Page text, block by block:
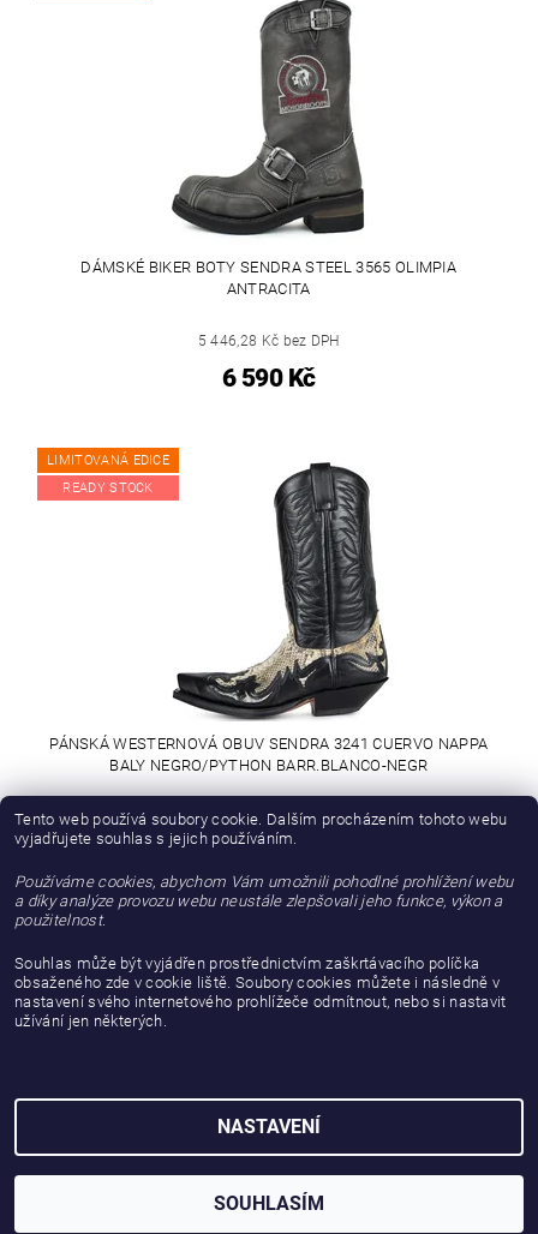
DÁMSKÉ BIKER BOTY SENDRA STEEL 3565 OLIMPIA
ANTRACITA
5 446,28 Kč bez DPH
6 590 Kč
LIMITOVANÁ EDICE
READY STOCK
PÁNSKÁ WESTERNOVÁ OBUV SENDRA 3241 CUERVO NAPPA
BALY NEGRO/PYTHON BARR.BLANCO-NEGR
9 008,26 Kč bez DPH
1 2 3 ... 6
107položek celkem
2026 © gattanera.com, všechna práva vyhrazena
Vytvořil Shoptet
Tento web používá soubory cookie. Dalším procházením tohoto webu
vyjadřujete souhlas s jejich používáním.
Používáme cookies, abychom Vám umožnili pohodlné prohlížení webu
a díky analýze provozu webu neustále zlepšovali jeho funkce, výkon a
použitelnost.
Souhlas může být vyjádřen prostřednictvím zaškrtávacího políčka
obsaženého zde v cookie liště. Soubory cookies můžete i následně v
nastavení svého internetového prohlížeče odmítnout, nebo si nastavit
užívání jen některých.
NASTAVENÍ
SOUHLASÍM